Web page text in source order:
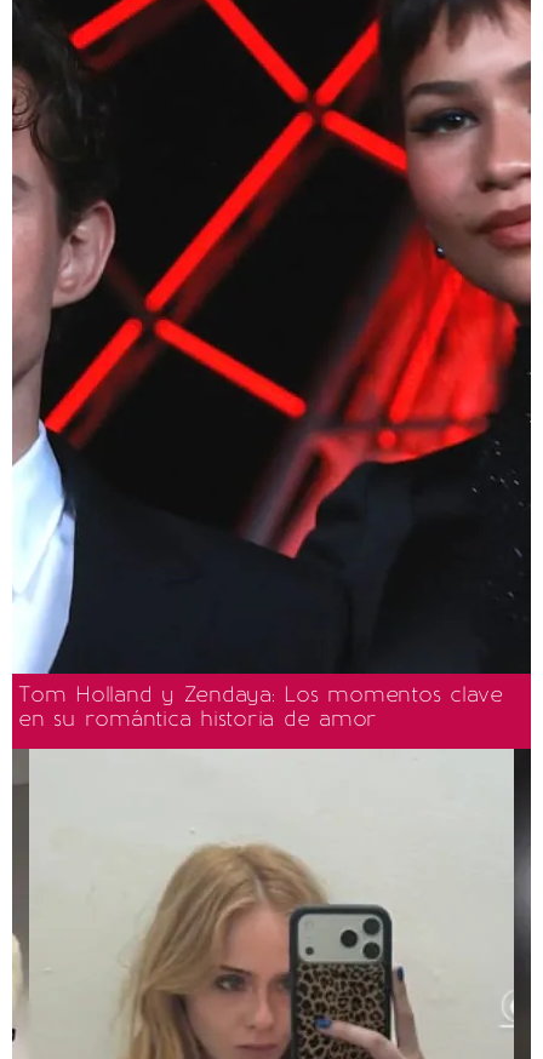
Tom Holland y Zendaya: Los momentos clave
en su romántica historia de amor